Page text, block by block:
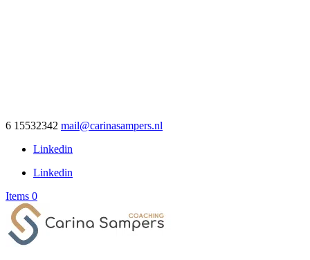
6 15532342 mail@carinasampers.nl
Linkedin
Linkedin
Items 0